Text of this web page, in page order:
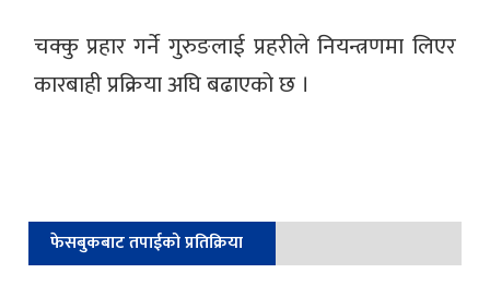
चक्कु प्रहार गर्ने गुरुङलाई प्रहरीले नियन्त्रणमा लिएर
कारबाही प्रक्रिया अघि बढाएको छ ।
फेसबुकबाट तपाईको प्रतिक्रिया